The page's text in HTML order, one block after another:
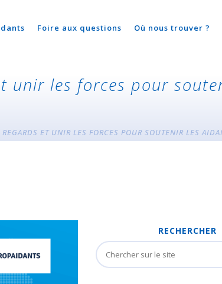
Foire aux questions Où nous trouver ?
unir les forces pour
ET UNIR LES FORCES POUR SOUTENIR LES
RECHERCHER